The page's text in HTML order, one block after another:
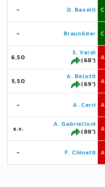
- D. Baselli C
- Braunöder C
6,50
S. Verdi
(68')
A
5,50
A. Belotti
(69')
A
- A. Cerri A
s.v.
A. Gabrielloni
(88')
A
- F. Chinetti A